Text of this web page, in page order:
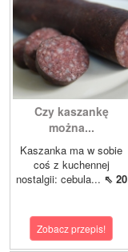
Czy kaszankę
można...
Kaszanka ma w sobie
coś z kuchennej
nostalgii: cebula... ⇖ 20
Zobacz przepis!